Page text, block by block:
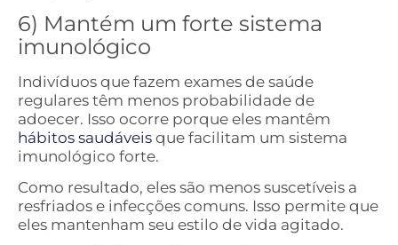
6) Mantém um forte sistema
imunológico
Indivíduos que fazem exames de saúde
regulares têm menos probabilidade de
adoecer. Isso ocorre porque eles mantêm
hábitos saudáveis ​​que facilitam um sistema
imunológico forte.
Como resultado, eles são menos suscetíveis a
resfriados e infecções comuns. Isso permite que
eles mantenham seu estilo de vida agitado.